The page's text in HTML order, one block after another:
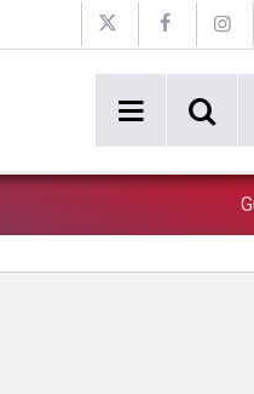
Özel Çocuk ve